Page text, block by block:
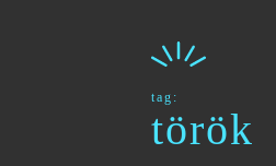
tag:
török